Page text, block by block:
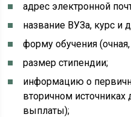
адрес электронной
название ВУЗа, курс и
форму обучения (очная,
размер стипендии;
информацию о
вторичном источниках
выплаты);